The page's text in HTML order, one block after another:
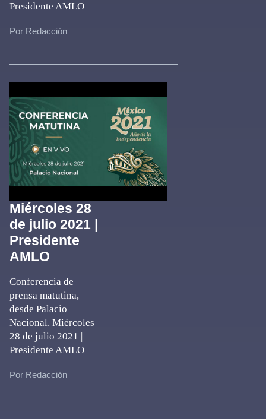
Presidente AMLO
Por Redacción
Miércoles 28
de julio 2021 |
Presidente
AMLO
Conferencia de
prensa matutina,
desde Palacio
Nacional. Miércoles
28 de julio 2021 |
Presidente AMLO
Por Redacción